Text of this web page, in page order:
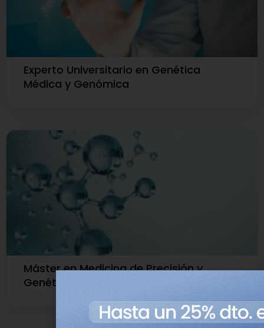
Experto Universitario en Genética
Médica y Genómica
Máster en Medicina de Precisión y
Genética Clínica